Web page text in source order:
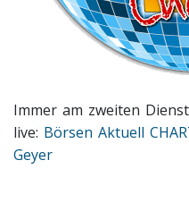
Immer am zweiten
live: Börsen Aktuell
Geyer